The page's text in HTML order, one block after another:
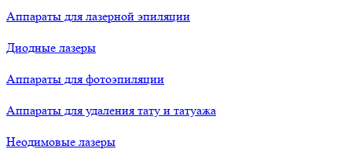
Аппараты для лазерной эпиляции
Диодные лазеры
Аппараты для фотоэпиляции
Аппараты для удаления тату и татуажа
Неодимовые лазеры